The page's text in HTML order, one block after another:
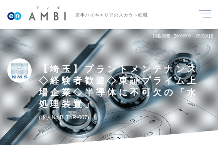
若手ハイキャリアのスカウト転職
掲載期間 26/08/05～26/08/18
【埼玉】プラントメンテナンス
◇経験者歓迎◇東証プライム上
場企業◇半導体に不可欠の「水
処理装置」
求人No.BLTXR-007